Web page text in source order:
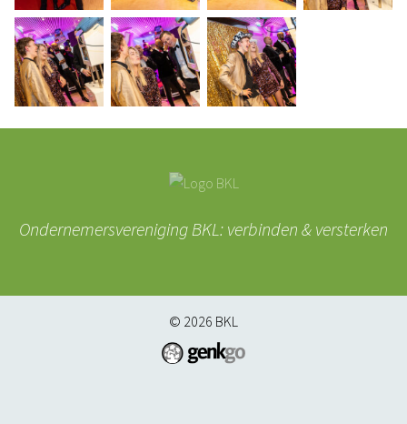
Ondernemersvereniging BKL: verbinden & versterken
© 2026 BKL